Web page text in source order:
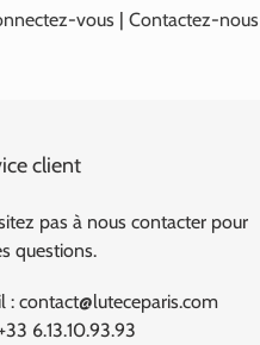
vous | Contactez-nous
client
pas à nous contacter pour
questions.
: contact@luteceparis.com
6.13.10.93.93